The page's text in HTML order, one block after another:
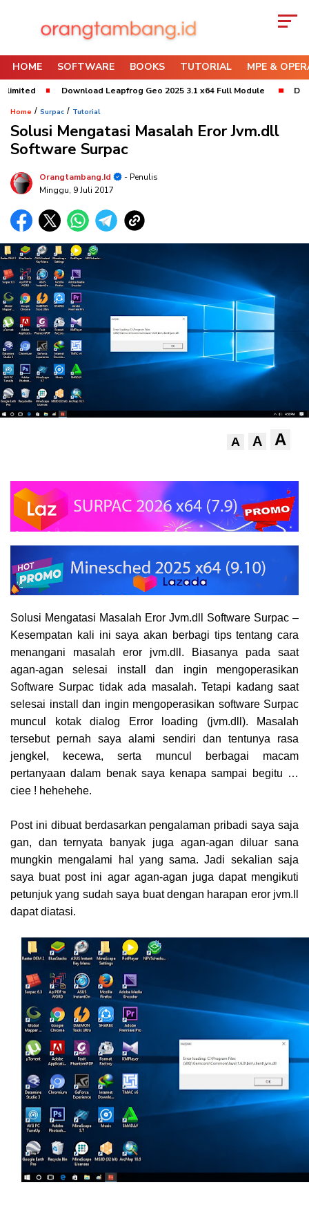
HOME SOFTWARE BOOKS TUTORIAL MPE &
Download Leapfrog Geo 2025 3.1 x64 Full Module Download
Home / Surpac / Tutorial
Solusi Mengatasi Masalah Eror Jvm.dll
Software Surpac
Orangtambang.id
- Penulis
Minggu, 9 Juli 2017
A A A
Solusi Mengatasi Masalah Eror Jvm.dll Software Surpac –
Kesempatan kali ini saya akan berbagi tips tentang cara
menangani masalah eror jvm.dll. Biasanya pada saat
agan-agan selesai install dan ingin mengoperasikan
Software Surpac tidak ada masalah. Tetapi kadang saat
selesai install dan ingin mengoperasikan software Surpac
muncul kotak dialog Error loading (jvm.dll). Masalah
tersebut pernah saya alami sendiri dan tentunya rasa
jengkel, kecewa, serta muncul berbagai macam
pertanyaan dalam benak saya kenapa sampai begitu …
ciee ! hehehehe.
Post ini dibuat berdasarkan pengalaman pribadi saya saja
gan, dan ternyata banyak juga agan-agan diluar sana
mungkin mengalami hal yang sama. Jadi sekalian saja
saya buat post ini agar agan-agan juga dapat mengikuti
petunjuk yang sudah saya buat dengan harapan eror jvm.ll
dapat diatasi.